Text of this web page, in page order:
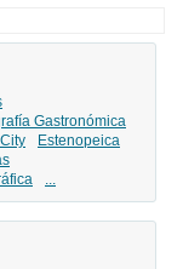
Gastronómica
Estenopeica
...